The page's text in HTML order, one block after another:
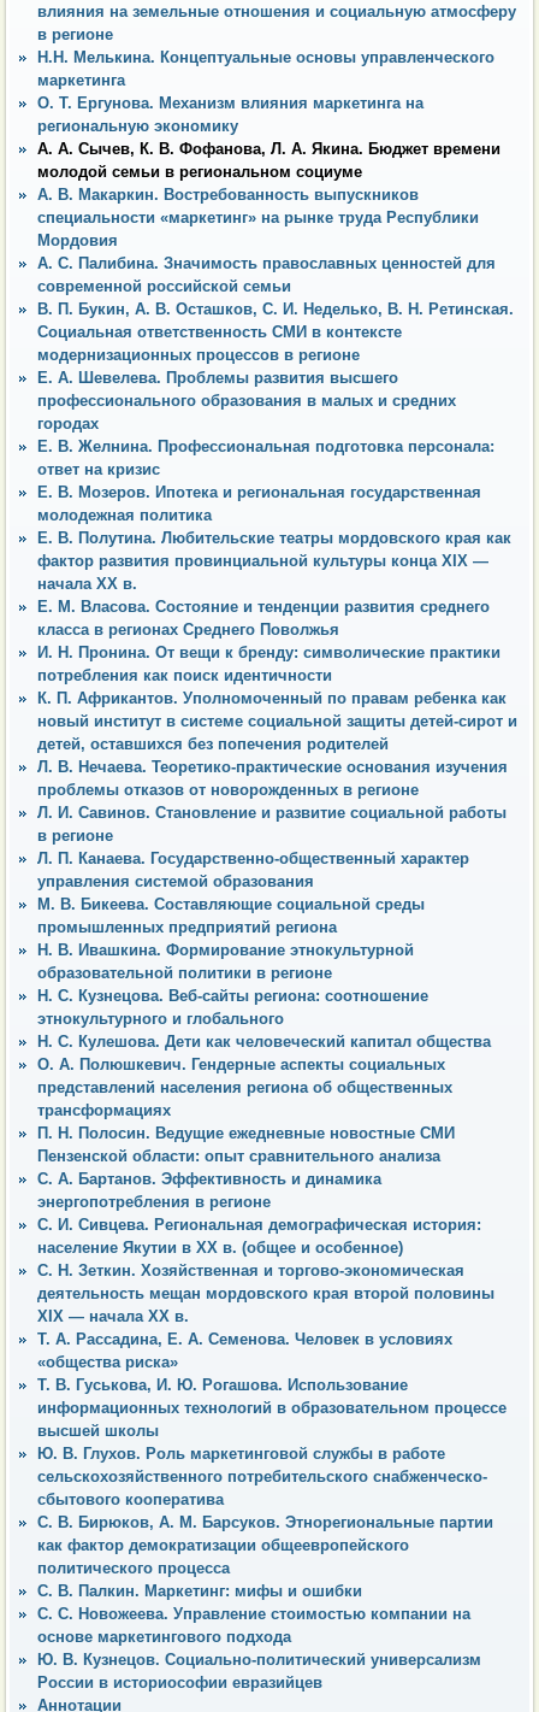
влияния на земельные отношения и социальную атмосферу
в регионе
Н.Н. Мелькина. Концептуальные основы управленческого
маркетинга
О. Т. Ергунова. Механизм влияния маркетинга на
региональную экономику
А. А. Сычев, К. В. Фофанова, Л. А. Якина. Бюджет времени
молодой семьи в региональном социуме
А. В. Макаркин. Востребованность выпускников
специальности «маркетинг» на рынке труда Республики
Мордовия
А. С. Палибина. Значимость православных ценностей для
современной российской семьи
В. П. Букин, А. В. Осташков, С. И. Неделько, В. Н. Ретинская.
Социальная ответственность СМИ в контексте
модернизационных процессов в регионе
Е. А. Шевелева. Проблемы развития высшего
профессионального образования в малых и средних
городах
Е. В. Желнина. Профессиональная подготовка персонала:
ответ на кризис
Е. В. Мозеров. Ипотека и региональная государственная
молодежная политика
Е. В. Полутина. Любительские театры мордовского края как
фактор развития провинциальной культуры конца XIX —
начала ХХ в.
Е. М. Власова. Состояние и тенденции развития среднего
класса в регионах Среднего Поволжья
И. Н. Пронина. От вещи к бренду: символические практики
потребления как поиск идентичности
К. П. Африкантов. Уполномоченный по правам ребенка как
новый институт в системе социальной защиты детей-сирот и
детей, оставшихся без попечения родителей
Л. В. Нечаева. Теоретико-практические основания изучения
проблемы отказов от новорожденных в регионе
Л. И. Савинов. Становление и развитие социальной работы
в регионе
Л. П. Канаева. Государственно-общественный характер
управления системой образования
М. В. Бикеева. Составляющие социальной среды
промышленных предприятий региона
Н. В. Ивашкина. Формирование этнокультурной
образовательной политики в регионе
Н. С. Кузнецова. Веб-сайты региона: соотношение
этнокультурного и глобального
Н. С. Кулешова. Дети как человеческий капитал общества
О. А. Полюшкевич. Гендерные аспекты социальных
представлений населения региона об общественных
трансформациях
П. Н. Полосин. Ведущие ежедневные новостные СМИ
Пензенской области: опыт сравнительного анализа
С. А. Бартанов. Эффективность и динамика
энергопотребления в регионе
С. И. Сивцева. Региональная демографическая история:
население Якутии в ХХ в. (общее и особенное)
С. Н. Зеткин. Хозяйственная и торгово-экономическая
деятельность мещан мордовского края второй половины
XIX — начала XX в.
Т. А. Рассадина, Е. А. Семенова. Человек в условиях
«общества риска»
Т. В. Гуськова, И. Ю. Рогашова. Использование
информационных технологий в образовательном процессе
высшей школы
Ю. В. Глухов. Роль маркетинговой службы в работе
сельскохозяйственного потребительского снабженческо-
сбытового кооператива
С. В. Бирюков, А. М. Барсуков. Этнорегиональные партии
как фактор демократизации общеевропейского
политического процесса
С. В. Палкин. Маркетинг: мифы и ошибки
С. С. Новожеева. Управление стоимостью компании на
основе маркетингового подхода
Ю. В. Кузнецов. Социально-политический универсализм
России в историософии евразийцев
Аннотации